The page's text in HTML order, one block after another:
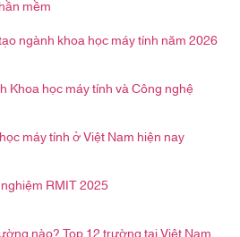
mềm
ngành khoa học máy tính năm 2026
Khoa học máy tính và Công nghệ
máy tính ở Việt Nam hiện nay
RMIT 2025